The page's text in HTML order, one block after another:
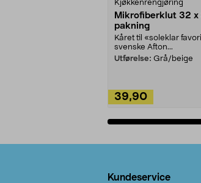
Kjøkkenrengjøring
Mikrofiberklut 32 x
pakning
Kåret til «soleklar
svenske Afton...
Utførelse: Grå/beige
39,90
Kundeservice